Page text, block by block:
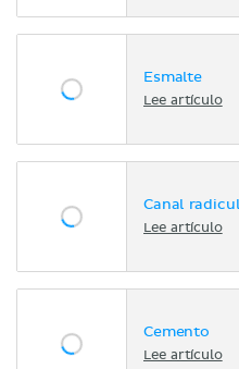
Esmalte
Lee artículo
Canal
Lee artículo
Cemento
Lee artículo